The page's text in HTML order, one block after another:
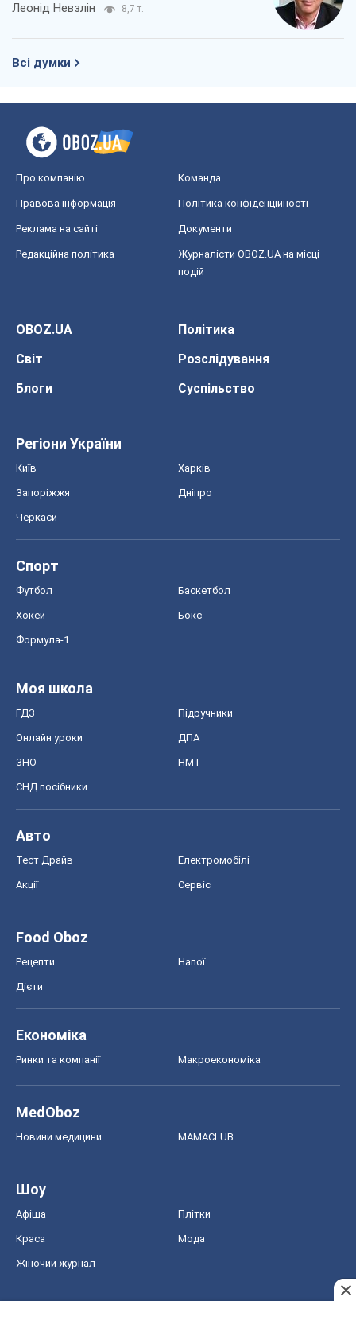
Леонід Невзлін 8,7 т.
Всі думки
Про компанію Команда
Правова інформація Політика конфіденційності
Реклама на сайті Документи
Редакційна політика
Журналісти OBOZ.UA на місці
подій
OBOZ.UA
Політика
Світ
Розслідування
Блоги
Суспільство
Регіони України
Київ Харків
Запоріжжя Дніпро
Черкаси
Спорт
Футбол Баскетбол
Хокей Бокс
Формула-1
Моя школа
ГДЗ Підручники
Онлайн уроки ДПА
ЗНО НМТ
СНД посібники
Авто
Тест Драйв Електромобілі
Акції Сервіс
Food Oboz
Рецепти Напої
Дієти
Економіка
Ринки та компанії Макроекономіка
MedOboz
Новини медицини MAMACLUB
Шоу
Афіша Плітки
Краса Мода
Жіночий журнал